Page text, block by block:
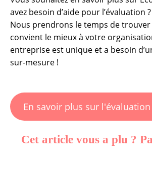
avez besoin d’aide pour l’évaluation ?
Nous prendrons le temps de
convient le mieux à votre
entreprise est unique et a besoin
sur-mesure !
En savoir plus sur l'évaluation
Cet article vous a plu ?